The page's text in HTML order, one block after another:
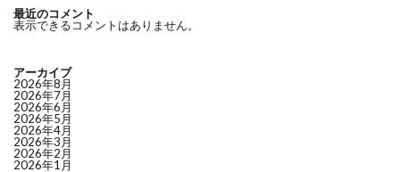
最近のコメント
表示できるコメントはありません。
アーカイブ
2026年8月
2026年7月
2026年6月
2026年5月
2026年4月
2026年3月
2026年2月
2026年1月